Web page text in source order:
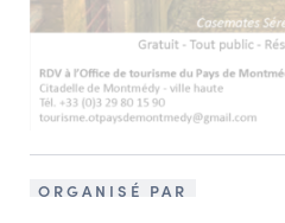
ORGANISÉ PAR